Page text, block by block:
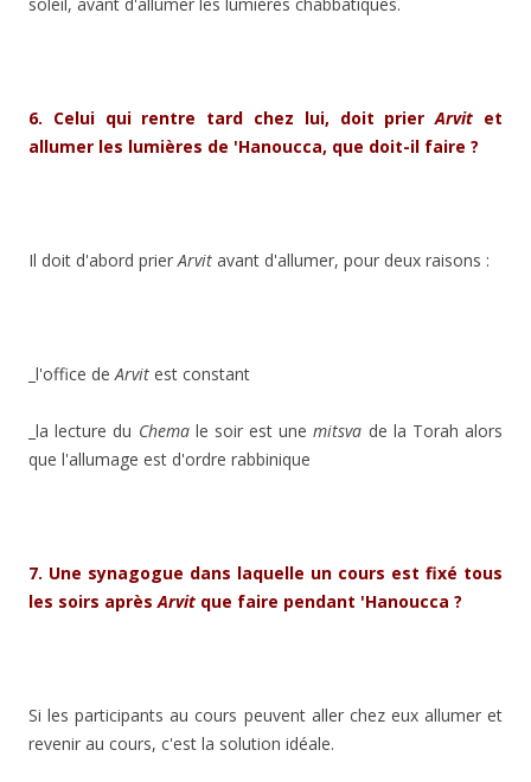
6. Celui qui rentre tard chez lui, doit prierArvit et
allumer les lumières de 'Hanoucca, que doit-il faire ?
Il doit d'abord prierArvit avant d'allumer, pour deux raisons :
_l'office deArvit est constant
_la lecture du Chemale soir est unemitsva de la Torah alors
que l'allumage est d'ordre rabbinique
7. Une synagogue dans laquelle un cours est fixé tous
les soirs aprèsArvit que faire pendant 'Hanoucca ?
Si les participants au cours peuvent aller chez eux allumer et
revenir au cours, c'est la solution idéale.